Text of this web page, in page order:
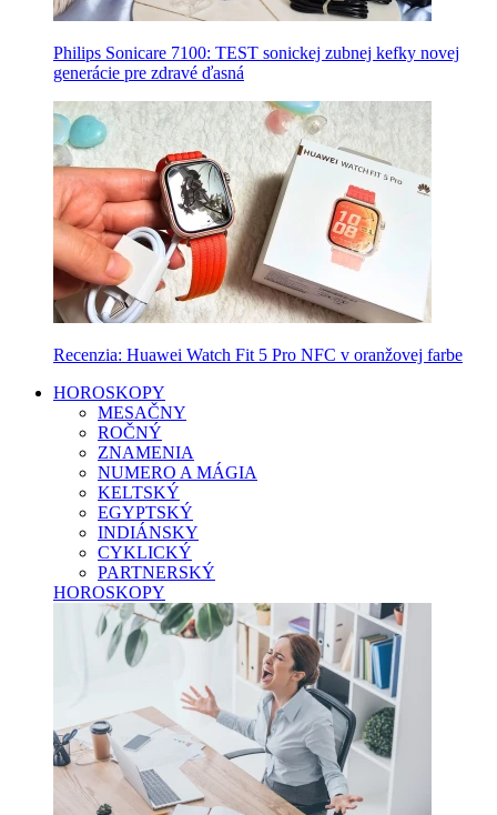
Philips Sonicare 7100: TEST sonickej zubnej kefky novej
generácie pre zdravé ďasná
Recenzia: Huawei Watch Fit 5 Pro NFC v oranžovej farbe
HOROSKOPY
MESAČNY
ROČNÝ
ZNAMENIA
NUMERO A MÁGIA
KELTSKÝ
EGYPTSKÝ
INDIÁNSKY
CYKLICKÝ
PARTNERSKÝ
HOROSKOPY